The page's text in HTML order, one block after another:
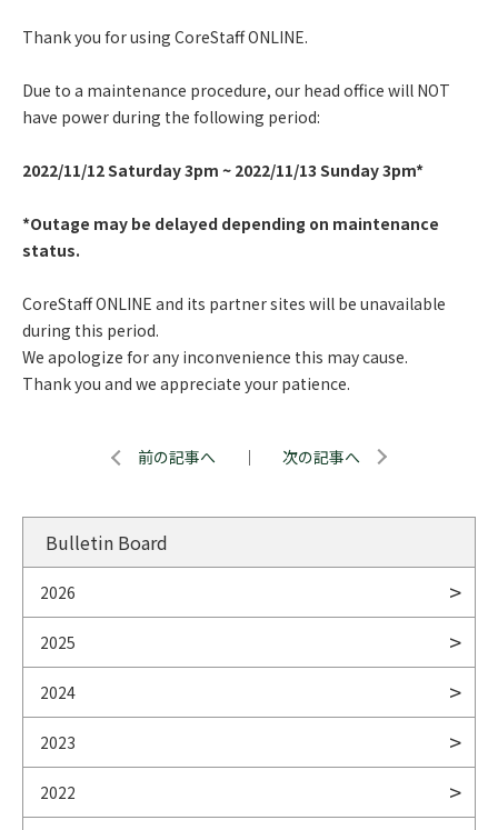
Thank you for using CoreStaff ONLINE.
Due to a maintenance procedure, our head office will NOT
have power during the following period:
2022/11/12 Saturday 3pm ~ 2022/11/13 Sunday 3pm*
*Outage may be delayed depending on maintenance
status.
CoreStaff ONLINE and its partner sites will be unavailable
during this period.
We apologize for any inconvenience this may cause.
Thank you and we appreciate your patience.
前の記事へ ｜ 次の記事へ
Bulletin Board
2026
2025
2024
2023
2022